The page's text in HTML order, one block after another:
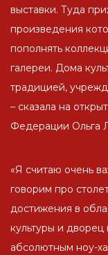
выставки. Туда
произведения
пополнять
галереи. Дома
традицией,
– сказала на
Федерации Ольга
«Я считаю очень
говорим про
достижения в
культуры и
абсолютным ноу-